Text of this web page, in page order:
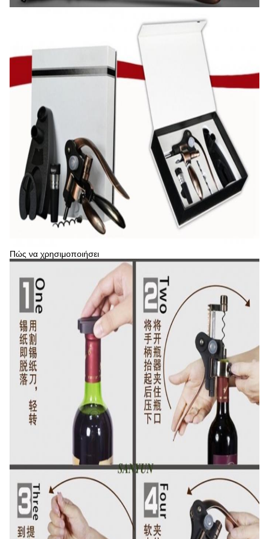
Πώς να χρησιμοποιήσει